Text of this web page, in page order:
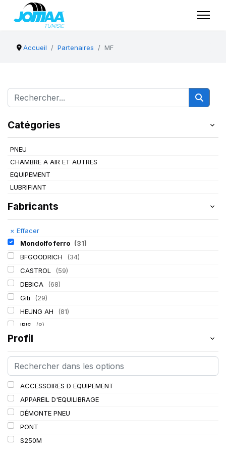
Accueil Partenaires MF
Catégories
PNEU
CHAMBRE A AIR ET AUTRES
EQUIPEMENT
LUBRIFIANT
Fabricants
× Effacer
Mondolfo ferro (31)
BFGOODRICH
(34)
CASTROL
(59)
DEBICA
(68)
Giti
(29)
HEUNG AH
(81)
IRIS
(8)
ITALMATIC
KLEBER (116)
LASSA (174)
Profil
ACCESSOIRES D EQUIPEMENT
APPAREIL D'EQUILIBRAGE
DÉMONTE PNEU
PONT
S250M